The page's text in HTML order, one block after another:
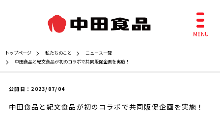
トップページ 私たちのこと
ニュース一覧
中田食品と紀文食品が初のコラボで共同販促企画を実施！
公開日： 2023/07/04
中田食品と紀文食品が初のコラボで共同販促企画を実施！